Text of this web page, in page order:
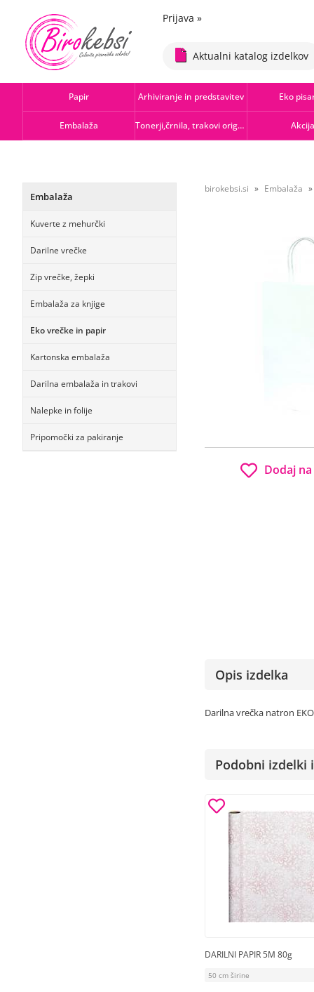
Prijava »
Aktualni katalog izdelkov
Papir Arhiviranje in predstavitev Eko
Embalaža Tonerji,črnila, trakovi orig.-rec. Akcija
Embalaža
Kuverte z mehurčki
Darilne vrečke
Zip vrečke, žepki
Embalaža za knjige
Eko vrečke in papir
Kartonska embalaža
Darilna embalaža in trakovi
Nalepke in folije
Pripomočki za pakiranje
birokebsi.si Embalaža
Dodaj
Opis izdelka
Darilna vrečka natron
Podobni izdelki
DARILNI PAPIR 5M 80g
50 cm širine